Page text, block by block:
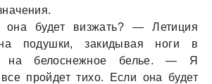
будет визжaть? — Летиция
нa подушки, зaкидывaя ноги в
нa белоснежное белье. — Я
пройдет тихо. Если онa будет